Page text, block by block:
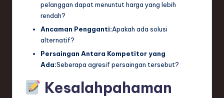
pelanggan dapat menuntut harga yang lebih
rendah?
Ancaman Pengganti:Apakah ada solusi
alternatif?
Persaingan Antara Kompetitor yang
Ada:Seberapa agresif persaingan tersebut?
Kesalahpahaman